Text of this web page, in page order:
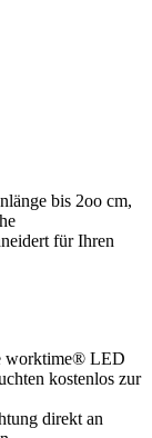
bis 2oo cm,
für Ihren
worktime® LED
kostenlos zur
direkt an